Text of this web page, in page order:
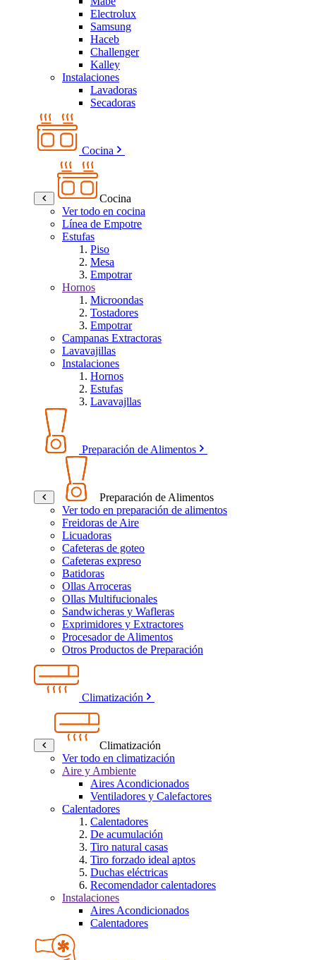
Electrolux
Samsung
Haceb
Challenger
Kalley
Instalaciones
Lavadoras
Secadoras
Cocina
Cocina
Ver todo en cocina
Línea de Empotre
Estufas
Piso
Mesa
Empotrar
Hornos
Microondas
Tostadores
Empotrar
Campanas Extractoras
Lavavajillas
Instalaciones
Hornos
Estufas
Lavavajllas
Preparación de Alimentos
Preparación de Alimentos
Ver todo en preparación de alimentos
Freidoras de Aire
Licuadoras
Cafeteras de goteo
Cafeteras expreso
Batidoras
Ollas Arroceras
Ollas Multifucionales
Sandwicheras y Wafleras
Exprimidores y Extractores
Procesador de Alimentos
Otros Productos de Preparación
Climatización
Climatización
Ver todo en climatización
Aire y Ambiente
Aires Acondicionados
Ventiladores y Calefactores
Calentadores
Calentadores
De acumulación
Tiro natural casas
Tiro forzado ideal aptos
Duchas eléctricas
Recomendador calentadores
Instalaciones
Aires Acondicionados
Calentadores